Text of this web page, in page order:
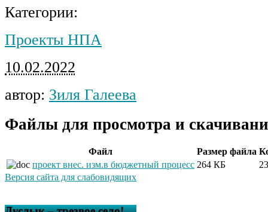
Категории:
Проекты НПА
10.02.2022
автор: Зиля Галеева
Файлы для просмотра и
Файл Размер файла
проект внес. изм.в бюджетный процесс 264 КБ
Версия сайта для слабовидящих